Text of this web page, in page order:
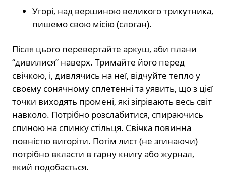
Угорі, над вершиною великого трикутника,
пишемо свою місію (слоган).
Після цього перевертайте аркуш, аби плани
“дивилися” наверх. Тримайте його перед
свічкою, і, дивлячись на неї, відчуйте тепло у
своєму сонячному сплетенні та уявить, що з цієї
точки виходять промені, які зігрівають весь світ
навколо. Потрібно розслабитися, спираючись
спиною на спинку стільця. Свічка повинна
повністю вигоріти. Потім лист (не згинаючи)
потрібно вкласти в гарну книгу або журнал,
який подобається.